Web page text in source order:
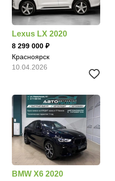
Lexus LX 2020
8 299 000
Красноярск
10.04.2026
BMW X6 2020